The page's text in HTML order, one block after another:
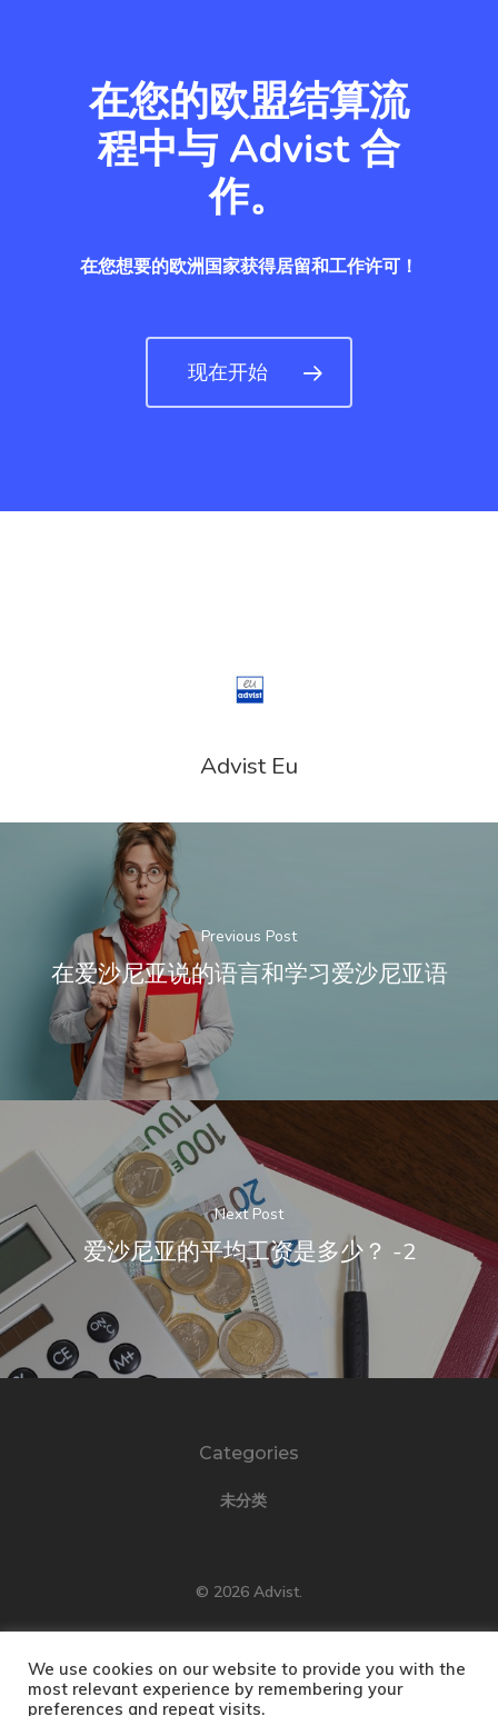
在您的欧盟结算流
程中与 Advist 合
作。
在您想要的欧洲国家获得居留和工作许可！
现在开始
Advist Eu
Previous Post
在爱沙尼亚说的语言和学习爱沙尼亚语
Next Post
爱沙尼亚的平均工资是多少？ -2
Categories
未分类
© 2026 Advist.
We use cookies on our website to provide you with the
most relevant experience by remembering your
preferences and repeat visits.
English(英语 )
芬兰
芬兰创业签证
企业签证